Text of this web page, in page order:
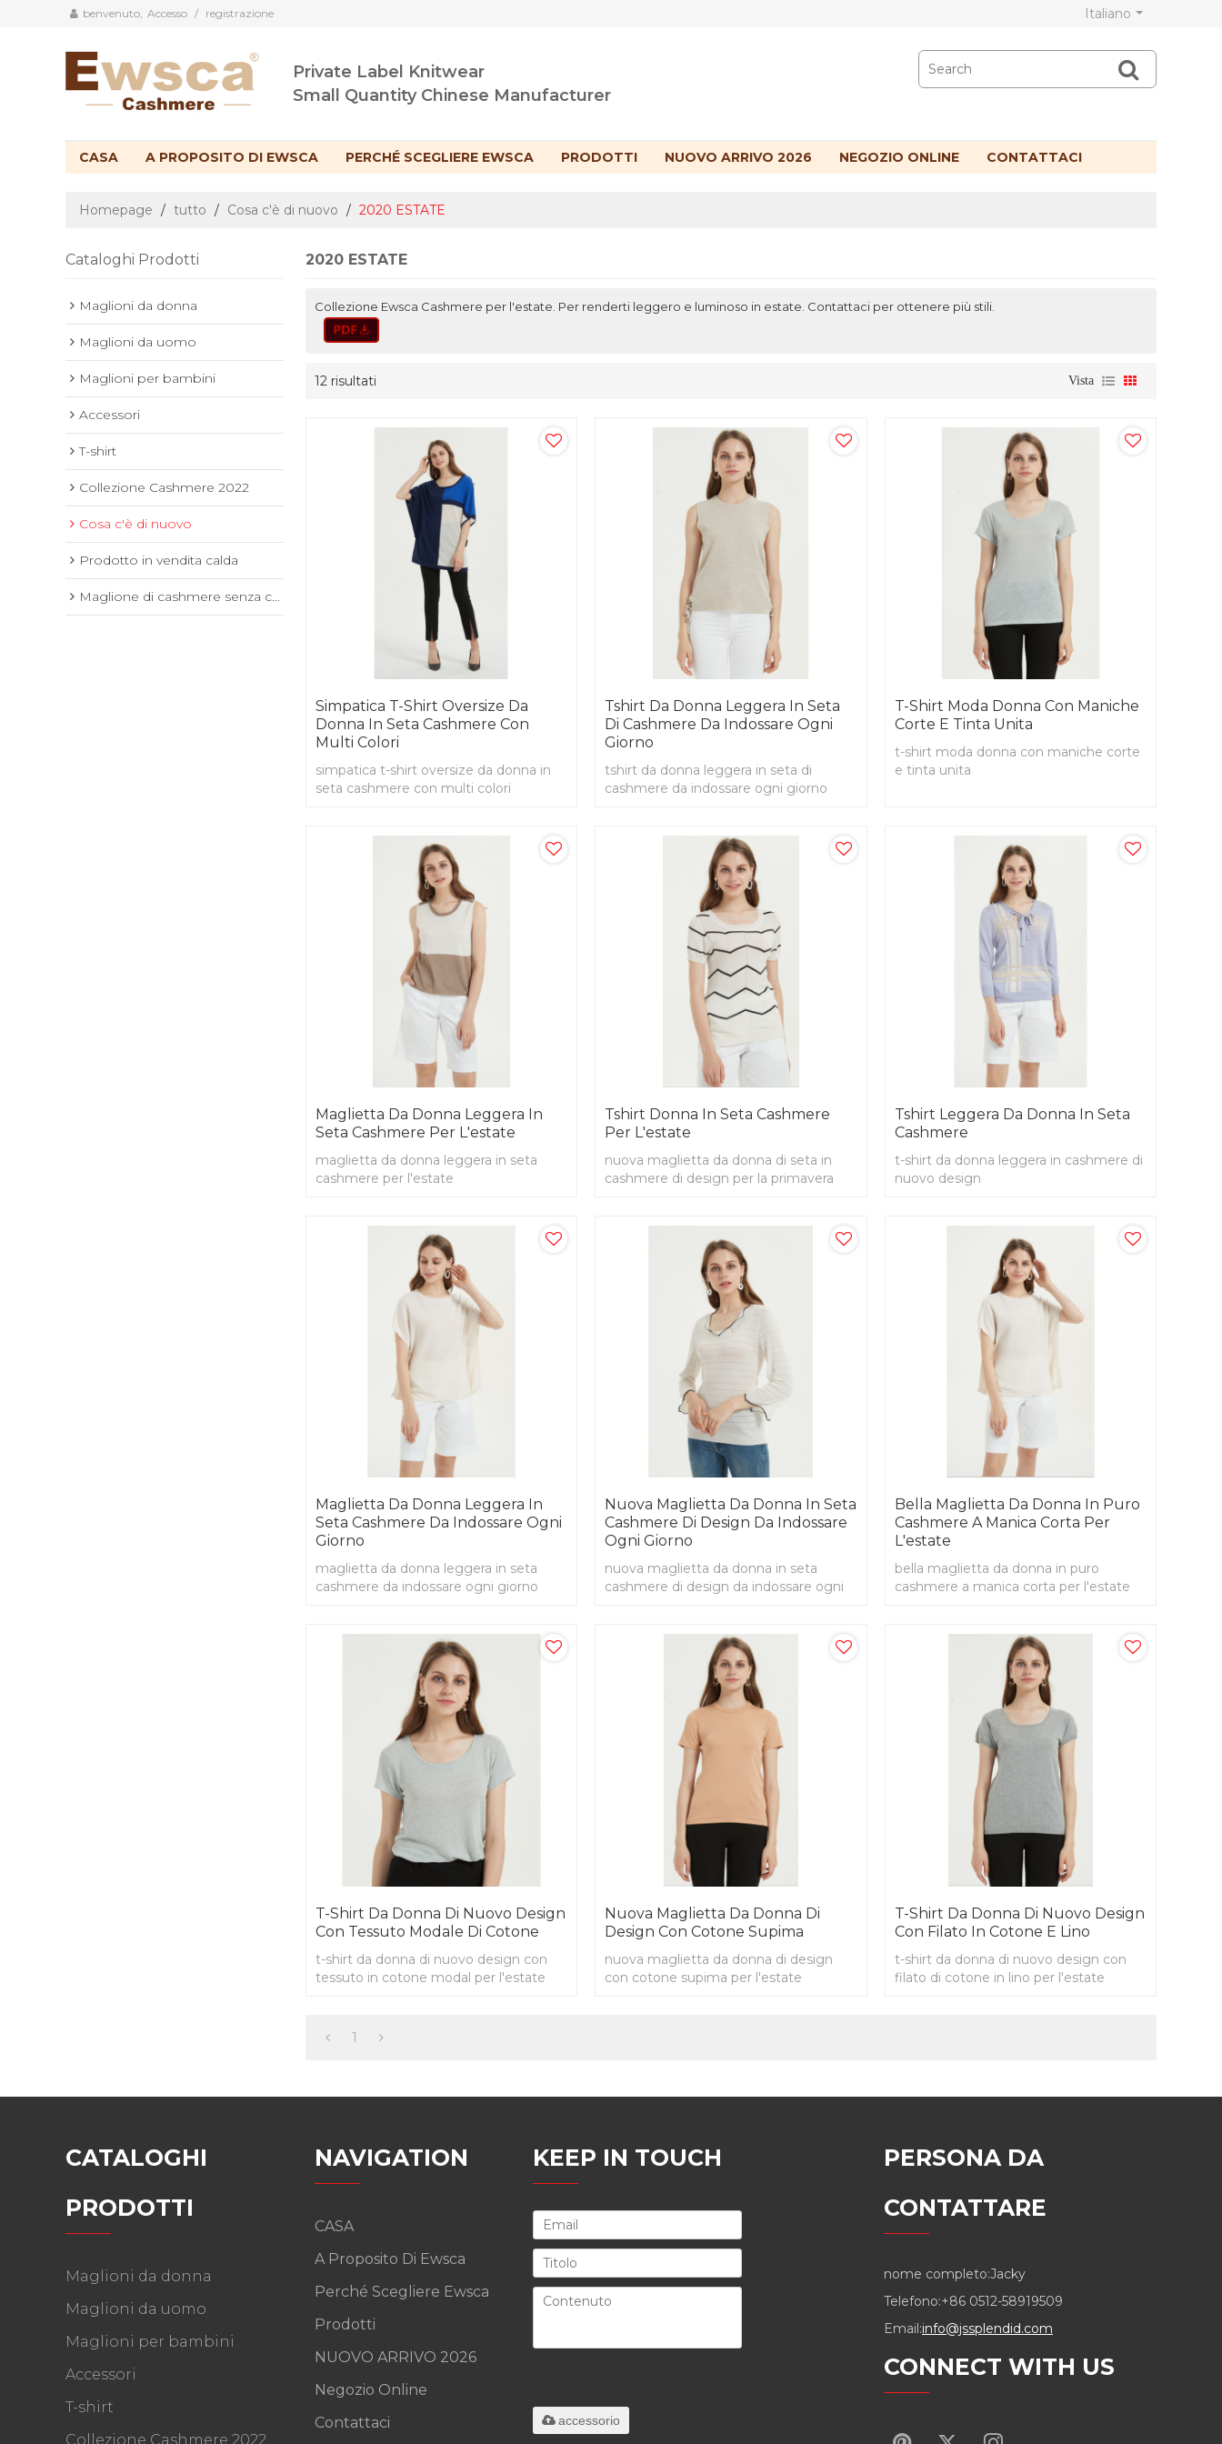
benvenuto, Accesso / registrazione Italiano
Private Label Knitwear
Small Quantity Chinese Manufacturer
CASA A PROPOSITO DI EWSCA PERCHÉ SCEGLIERE EWSCA PRODOTTI NUOVO ARRIVO 2026 NEGOZIO ONLINE CONTATTACI
Homepage / tutto / Cosa c'è di nuovo / 2020 ESTATE
Cataloghi Prodotti
Maglioni da donna
Maglioni da uomo
Maglioni per bambini
Accessori
T-shirt
Collezione Cashmere 2022
Cosa c'è di nuovo
Prodotto in vendita calda
Maglione di cashmere senza cuciture
2020 ESTATE
Collezione Ewsca Cashmere per l'estate. Per renderti leggero e luminoso in estate. Contattaci per ottenere più stili.
12 risultati Vista
Simpatica T-Shirt Oversize Da
Donna In Seta Cashmere Con
Multi Colori
simpatica t-shirt oversize da donna in
seta cashmere con multi colori
Tshirt Da Donna Leggera In Seta
Di Cashmere Da Indossare Ogni
Giorno
tshirt da donna leggera in seta di
cashmere da indossare ogni giorno
T-Shirt Moda Donna Con Maniche
Corte E Tinta Unita
t-shirt moda donna con maniche corte
e tinta unita
Maglietta Da Donna Leggera In
Seta Cashmere Per L'estate
maglietta da donna leggera in seta
cashmere per l'estate
Tshirt Donna In Seta Cashmere
Per L'estate
nuova maglietta da donna di seta in
cashmere di design per la primavera
Tshirt Leggera Da Donna In Seta
Cashmere
t-shirt da donna leggera in cashmere di
nuovo design
Maglietta Da Donna Leggera In
Seta Cashmere Da Indossare Ogni
Giorno
maglietta da donna leggera in seta
cashmere da indossare ogni giorno
Nuova Maglietta Da Donna In Seta
Cashmere Di Design Da Indossare
Ogni Giorno
nuova maglietta da donna in seta
cashmere di design da indossare ogni
Bella Maglietta Da Donna In Puro
Cashmere A Manica Corta Per
L'estate
bella maglietta da donna in puro
cashmere a manica corta per l'estate
T-Shirt Da Donna Di Nuovo Design
Con Tessuto Modale Di Cotone
t-shirt da donna di nuovo design con
tessuto in cotone modal per l'estate
Nuova Maglietta Da Donna Di
Design Con Cotone Supima
nuova maglietta da donna di design
con cotone supima per l'estate
T-Shirt Da Donna Di Nuovo Design
Con Filato In Cotone E Lino
t-shirt da donna di nuovo design con
filato di cotone in lino per l'estate
1
CATALOGHI
PRODOTTI
Maglioni da donna
Maglioni da uomo
Maglioni per bambini
Accessori
T-shirt
Collezione Cashmere 2022
NAVIGATION
CASA
A Proposito Di Ewsca
Perché Scegliere Ewsca
Prodotti
NUOVO ARRIVO 2026
Negozio Online
Contattaci
KEEP IN TOUCH
accessorio
PERSONA DA
CONTATTARE
nome completo:Jacky
Telefono:+86 0512-58919509
Email:info@jssplendid.com
CONNECT WITH US